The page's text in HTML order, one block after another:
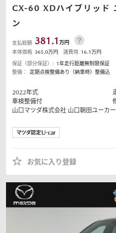
CX-60 XDハイブリッド
ン
支払総額 381.1 万円
本体価格 365.0万円 諸費用 16.1万円
保証（部分保証）: 1年走行距離無制限保証
整備：
定期点検整備あり（納車時）整備込
2022年式
車検整備付
山口マツダ株式会社 山口朝田ユーカ
お気に入り登録